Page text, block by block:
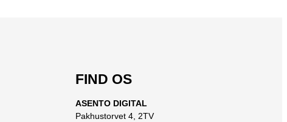
FIND OS
ASENTO DIGITAL
Pakhustorvet 4, 2TV